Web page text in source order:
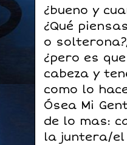
¿bueno y
¿Qué
o
¿pero es
cabeza y
como lo
Ósea Mi
de lo mas:
la juntera/